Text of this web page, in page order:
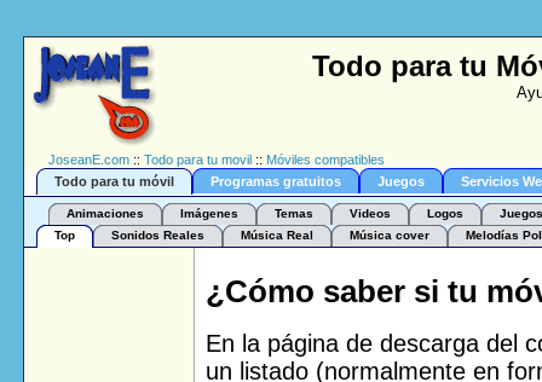
Todo para tu
JoseanE.com :: Todo para tu movil :: Móviles compatibles
Todo para tu móvil
Programas gratuitos Juegos Servicios
Animaciones Imágenes Temas Videos Logos
Top
Sonidos Reales Música Real Música cover Melodías
¿Cómo saber si tu
En la página de descarga del
un listado (normalmente en